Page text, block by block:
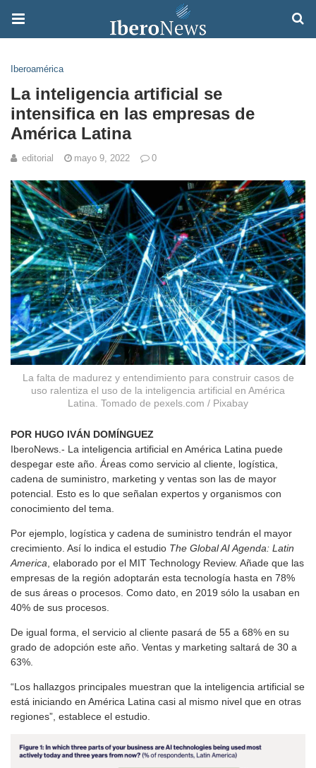
Iberoamérica
La inteligencia artificial se
intensifica en las empresas de
América Latina
editorial mayo 9, 2022 0
La falta de madurez y entendimiento para construir casos de
uso ralentiza el uso de la inteligencia artificial en América
Latina. Tomado de pexels.com / Pixabay
POR HUGO IVÁN DOMÍNGUEZ
IberoNews.- La inteligencia artificial en América Latina puede
despegar este año. Áreas como servicio al cliente, logística,
cadena de suministro, marketing y ventas son las de mayor
potencial. Esto es lo que señalan expertos y organismos con
conocimiento del tema.
Por ejemplo, logística y cadena de suministro tendrán el mayor
crecimiento. Así lo indica el estudio The Global AI Agenda: Latin
America , elaborado por el MIT Technology Review. Añade que las
empresas de la región adoptarán esta tecnología hasta en 78%
de sus áreas o procesos. Como dato, en 2019 sólo la usaban en
40% de sus procesos.
De igual forma, el servicio al cliente pasará de 55 a 68% en su
grado de adopción este año. Ventas y marketing saltará de 30 a
63%.
“Los hallazgos principales muestran que la inteligencia artificial se
está iniciando en América Latina casi al mismo nivel que en otras
regiones”, establece el estudio.